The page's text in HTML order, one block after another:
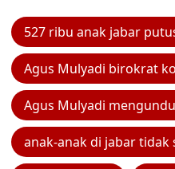
527 ribu anak jabar
Agus Mulyadi birokrat
Agus Mulyadi
anak-anak di jabar tidak